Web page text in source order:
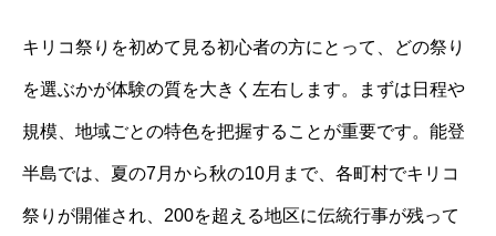
キリコ祭りを初めて見る初心者の方にとって、どの祭り
を選ぶかが体験の質を大きく左右します。まずは日程や
規模、地域ごとの特色を把握することが重要です。能登
半島では、夏の7月から秋の10月まで、各町村でキリコ
祭りが開催され、200を超える地区に伝統行事が残って